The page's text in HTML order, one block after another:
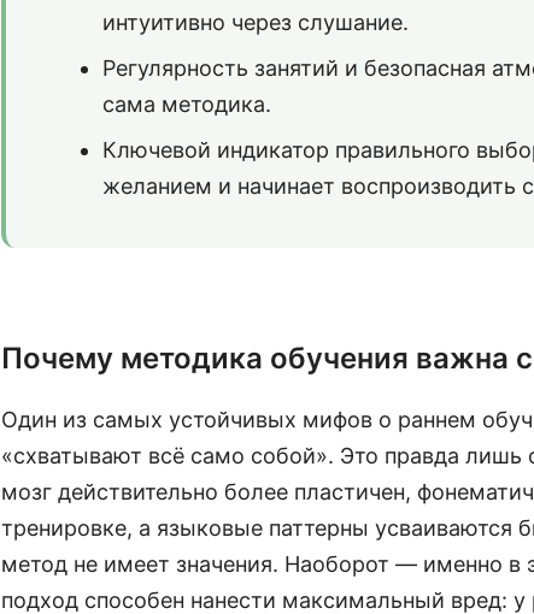
интуитивно через слушание.
Регулярность занятий и безопасная
сама методика.
Ключевой индикатор правильного
желанием и начинает воспроизводить
Почему методика обучения важна
Один из самых устойчивых мифов о раннем
«схватывают всё само собой». Это правда лишь
мозг действительно более пластичен,
тренировке, а языковые паттерны усваиваются
метод не имеет значения. Наоборот — именно в
подход способен нанести максимальный вред: